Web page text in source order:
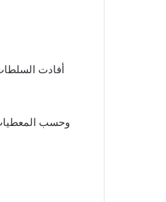
وحسب